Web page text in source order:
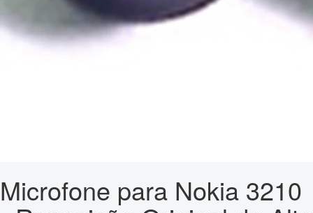
Microfone para Nokia 3210